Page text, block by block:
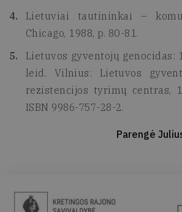
Lietuviai tautininkai –
Chicago, 1988, p. 80-81.
Lietuvos gyventojų genocidas:
leid. Vilnius: Lietuvos
rezistencijos tyrimų centras,
ISBN 9986-757-28-2.
Parengė